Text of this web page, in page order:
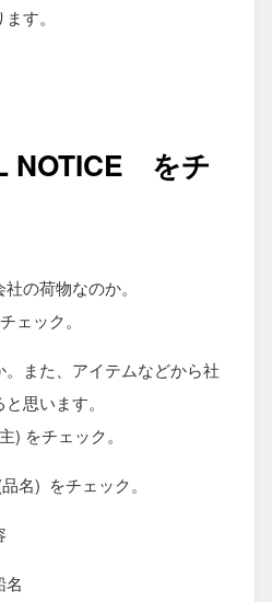
す。
NOTICE をチ
の荷物なのか。
ック。
また、アイテムなどから社
思います。
をチェック。
) をチェック。